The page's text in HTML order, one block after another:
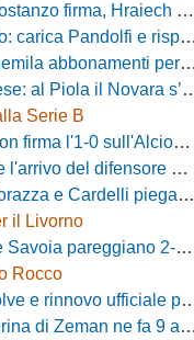
e nel pomeriggio c'è l'amichevole
da record degli abbonati
per il prossimo campionato
s’impone 2-0 con super Valdesi
Serie B
l'1-0 sull'Alcione Milano
difensore Riccardo Idda
piegano lo Scandicci per 1-0
il Livorno
2-2 in amichevole
Rocco
ufficiale per Llanos
ne fa 9 all'Atletico Agromonte